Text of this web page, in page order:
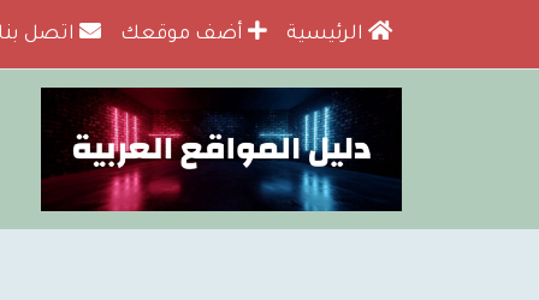
الرئيسية أضف موقعك اتصل بنا